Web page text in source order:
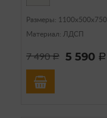
Размеры: 1100х500х750
Материал: ЛДСП
7 490a 5 590 a